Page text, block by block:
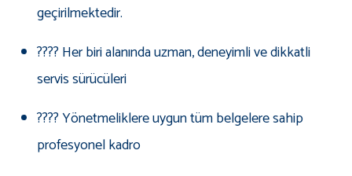
geçirilmektedir.
???? Her biri alanında uzman, deneyimli ve dikkatli
servis sürücüleri
???? Yönetmeliklere uygun tüm belgelere sahip
profesyonel kadro